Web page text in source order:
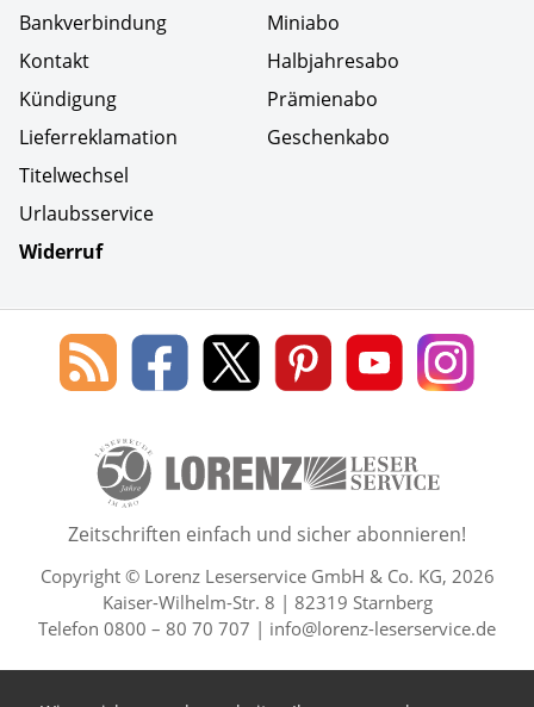
Bankverbindung
Kontakt
Kündigung
Lieferreklamation
Titelwechsel
Urlaubsservice
Widerruf
Miniabo
Halbjahresabo
Prämienabo
Geschenkabo
Social Media
Blog
des
Leserservice
Lorenz
Leserservice
Lorenz
Leserservice
Lorenz
Leserservice
Lorenz
Leserservice
Lorenz
50 Lesefreude im Abo Jahre
Zeitschriften einfach und sicher abonnieren!
Copyright © Lorenz Leserservice GmbH & Co. KG, 2026
Kaiser-Wilhelm-Str. 8 | 82319 Starnberg
Telefon 0800 – 80 70 707 | info@lorenz-leserservice.de